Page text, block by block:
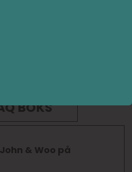
Woo’s Brunchanretning
eller Veggie Benedict efter
BOKS
& Woo på